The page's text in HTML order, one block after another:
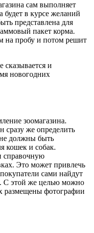
сам выполняет
будет в курсе желаний
представлена для
пакет корма.
на пробу и потом решит
сказывается и
новогодних
зоомагазина.
сразу же определить
должны быть
кошек и собак.
справочную
Это может привлечь
сами найдут
С этой же целью можно
размещены фотографии